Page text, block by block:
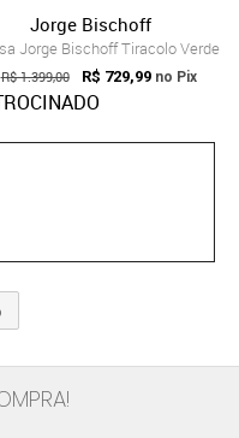
Jorge Bischoff
Jorge Bischoff Tiracolo Verde
R$ 1.399,00 R$ 729,99 no Pix